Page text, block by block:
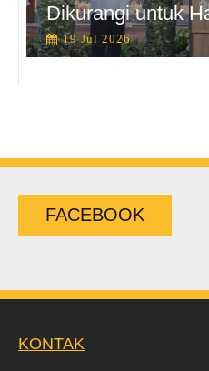
Dikurangi untuk
19 Jul 2026
FACEBOOK
KONTAK